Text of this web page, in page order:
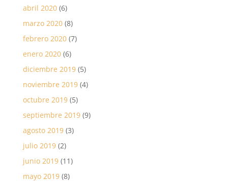
abril 2020(6)
marzo 2020(8)
febrero 2020(7)
enero 2020(6)
diciembre 2019(5)
noviembre 2019(4)
octubre 2019(5)
septiembre 2019(9)
agosto 2019(3)
julio 2019(2)
junio 2019(11)
mayo 2019(8)